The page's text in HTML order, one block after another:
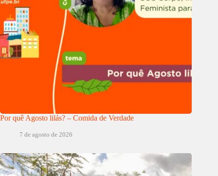
Por quê Agosto lilás? – Comida de Verdade
7 de agosto de 2026